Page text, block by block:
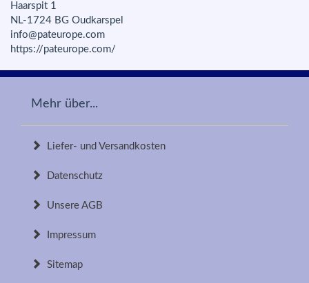
Haarspit 1
NL-1724 BG Oudkarspel
info@pateurope.com
https://pateurope.com/
Mehr über...
Liefer- und Versandkosten
Datenschutz
Unsere AGB
Impressum
Sitemap